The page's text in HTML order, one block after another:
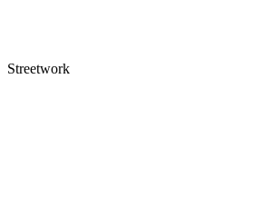
Streetwork